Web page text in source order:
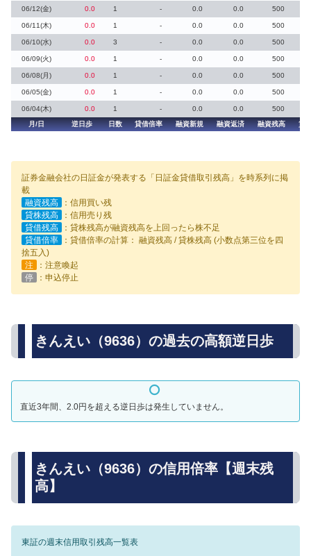
06/12(金) 0.0 1 - 0.0 0.0 500
06/11(木) 0.0 1 - 0.0 0.0 500
06/10(水) 0.0 3 - 0.0 0.0 500
06/09(火) 0.0 1 - 0.0 0.0 500
06/08(月) 0.0 1 - 0.0 0.0 500
06/05(金) 0.0 1 - 0.0 0.0 500
06/04(木) 0.0 1 - 0.0 0.0
500
月/日
逆日歩 日数 貸借倍率 融資新規 融資返済 融資残高 貸
証券金融会社の日証金が発表する「日証金貸借取引残高」を時系列に掲
載
融資残高
：信用買い残
貸株残高
：信用売り残
貸借残高
：貸株残高が融資残高を上回ったら株不足
貸借倍率
：貸借倍率の計算： 融資残高 / 貸株残高 (小数点第三位を四
捨五入)
注
：注意喚起
停
：申込停止
きんえい（9636）の過去の高額逆日歩
直近3年間、2.0円を超える逆日歩は発生していません。
きんえい（9636）の信用倍率【週末残
高】
東証の週末信用取引残高一覧表